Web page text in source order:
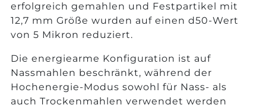
erfolgreich gemahlen und Festpartikel mit
12,7 mm Größe wurden auf einen d50-Wert
von 5 Mikron reduziert.
Die energiearme Konfiguration ist auf
Nassmahlen beschränkt, während der
Hochenergie-Modus sowohl für Nass- als
auch Trockenmahlen verwendet werden